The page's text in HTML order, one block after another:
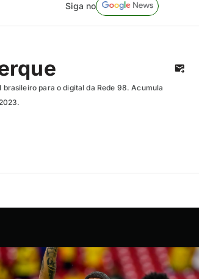
Siga no
para o digital da Rede 98. Acumula